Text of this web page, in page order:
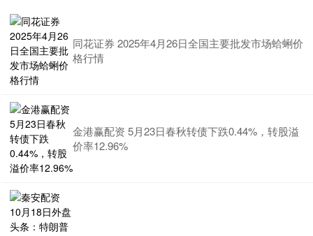
同花证券 2025年4月26日全国主要批发市场蛤蜊价
格行情
金港赢配资 5月23日春秋转债下跌0.44%，转股溢
价率12.96%